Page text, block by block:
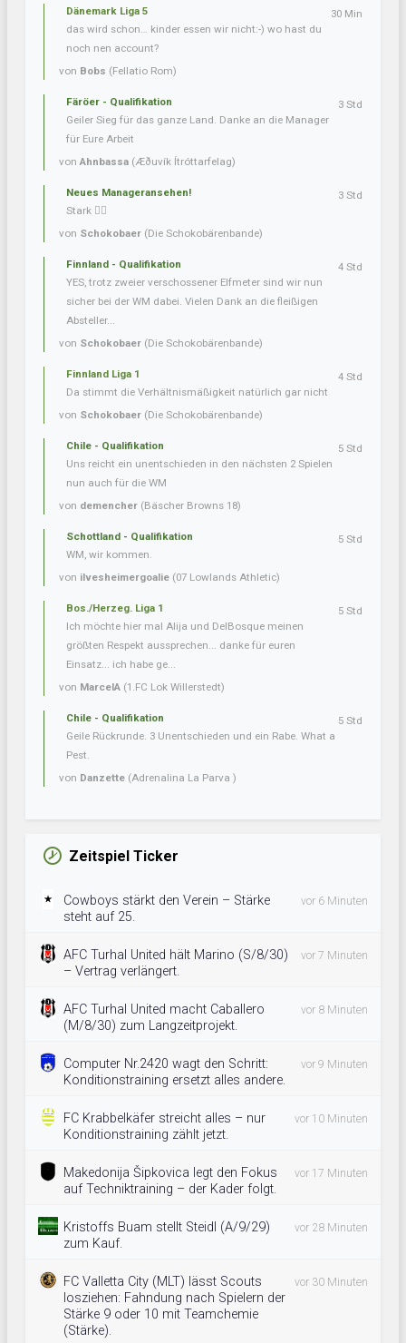
Dänemark Liga 5
das wird schon… kinder essen wir nicht:-) wo hast du
noch nen account?
von Bobs (Fellatio Rom)
30 Min
Färöer - Qualifikation
Geiler Sieg für das ganze Land. Danke an die Manager
für Eure Arbeit
vonAhnbassa (Æðuvík Ítróttarfelag)
3 Std
Neues Manageransehen!
Stark 👍🏼
von Schokobaer (Die Schokobärenbande)
3 Std
Finnland - Qualifikation
YES, trotz zweier verschossener Elfmeter sind wir nun
sicher bei der WM dabei. Vielen Dank an die fleißigen
Absteller...
von Schokobaer (Die Schokobärenbande)
4 Std
Finnland Liga 1
Da stimmt die Verhältnismäßigkeit natürlich gar nicht
von Schokobaer (Die Schokobärenbande)
4 Std
Chile - Qualifikation
Uns reicht ein unentschieden in den nächsten 2 Spielen
nun auch für die WM
von demencher (Bäscher Browns 18)
5 Std
Schottland - Qualifikation
WM, wir kommen.
von ilvesheimergoalie (07 Lowlands Athletic)
5 Std
Bos./Herzeg. Liga 1
Ich möchte hier mal Alija und DelBosque meinen
größten Respekt aussprechen... danke für euren
Einsatz... ich habe ge...
von MarcelA (1.FC Lok Willerstedt)
5 Std
Chile - Qualifikation
Geile Rückrunde. 3 Unentschieden und ein Rabe. What a
Pest.
von Danzette (Adrenalina La Parva )
5 Std
Zeitspiel Ticker
Cowboys stärkt den Verein – Stärke
steht auf 25.
vor 6 Minuten
AFC Turhal United hält Marino (S/8/30)
– Vertrag verlängert.
vor 7 Minuten
AFC Turhal United macht Caballero
(M/8/30) zum Langzeitprojekt.
vor 8 Minuten
Computer Nr.2420 wagt den Schritt:
Konditionstraining ersetzt alles andere.
vor 9 Minuten
FC Krabbelkäfer streicht alles – nur
Konditionstraining zählt jetzt.
vor 10 Minuten
Makedonija Šipkovica legt den Fokus
auf Techniktraining – der Kader folgt.
vor 17 Minuten
Kristoffs Buam stellt Steidl (A/9/29)
zum Kauf.
vor 28 Minuten
FC Valletta City (MLT) lässt Scouts
losziehen: Fahndung nach Spielern der
Stärke 9 oder 10 mit Teamchemie
(Stärke).
vor 30 Minuten